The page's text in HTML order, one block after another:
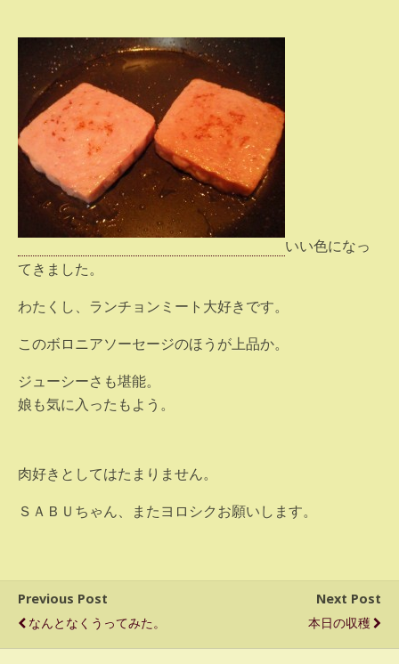
いい色になっ
てきました。
わたくし、ランチョンミート大好きです。
このボロニアソーセージのほうが上品か。
ジューシーさも堪能。
娘も気に入ったもよう。
肉好きとしてはたまりません。
ＳＡＢＵちゃん、またヨロシクお願いします。
Previous Post
なんとなくうってみた。
Next Post
本日の収穫